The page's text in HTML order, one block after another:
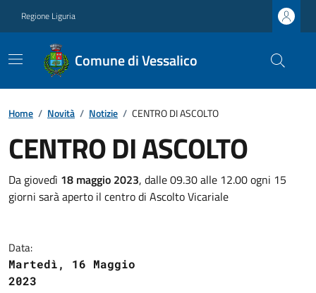
Regione Liguria
Comune di Vessalico
Home / Novità / Notizie / CENTRO DI ASCOLTO
CENTRO DI ASCOLTO
Da giovedì 18 maggio 2023, dalle 09.30 alle 12.00 ogni 15
giorni sarà aperto il centro di Ascolto Vicariale
Data:
Martedì, 16 Maggio
2023